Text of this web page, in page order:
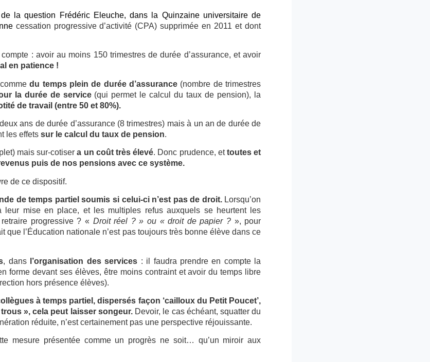
la question Frédéric Eleuche, dans la Quinzaine universitaire de
cessation progressive d’activité (CPA) supprimée en 2011 et dont
: avoir au moins 150 trimestres de durée d’assurance, et avoir
en patience !
du temps plein de durée d’assurance (nombre de trimestres
la durée de service(qui permet le calcul du taux de pension), la
de travail (entre 50 et 80%).
ans de durée d’assurance (8 trimestres) mais à un an de durée de
les effets sur le calcul du taux de pension.
mais sur-cotisera un coût très élevé. Donc prudence, ettoutes et
puis de nos pensions avec ce système.
de ce dispositif.
de temps partiel soumis si celui-ci n’est pas de droit.Lorsqu’on
mise en place, et les multiples refus auxquels se heurtent les
progressive ? « Droit réel ? » ou « droit de papier ?», pour
l’Éducation nationale n’est pas toujours très bonne élève dans ce
, dans l’organisation des services : il faudra prendre en compte la
forme devant ses élèves, être moins contraint et avoir du temps libre
hors présence élèves).
à temps partiel, dispersés façon ‘cailloux du Petit Poucet’,
», cela peut laisser songeur.Devoir, le cas échéant, squatter du
réduite, n’est certainement pas une perspective réjouissante.
mesure présentée comme un progrès ne soit… qu’un miroir aux